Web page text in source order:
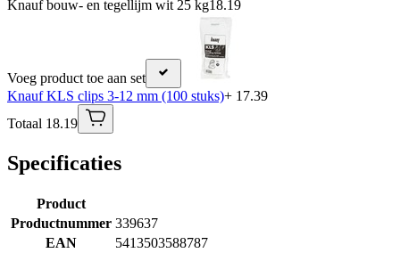
Knauf bouw- en tegellijm wit 25 kg18.19
Voeg product toe aan set
Knauf KLS clips 3-12 mm (100 stuks)+ 17.39
Totaal 18.19
Specificaties
Product
Productnummer 339637
EAN
5413503588787